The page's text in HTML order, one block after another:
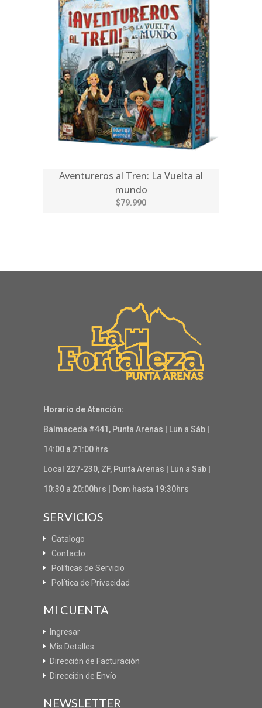
Aventureros al Tren: La Vuelta al
mundo
$79.990
Horario de Atención:
Balmaceda #441, Punta Arenas | Lun a Sáb |
14:00 a 21:00 hrs
Local 227-230, ZF, Punta Arenas | Lun a Sab |
10:30 a 20:00hrs | Dom hasta 19:30hrs
SERVICIOS
Catalogo
Contacto
Políticas de Servicio
Política de Privacidad
MI CUENTA
Ingresar
Mis Detalles
Dirección de Facturación
Dirección de Envío
NEWSLETTER